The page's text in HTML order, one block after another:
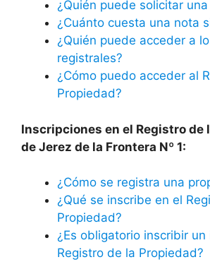
¿Quién puede solicitar
¿Cuánto cuesta una nota
¿Quién puede acceder a
registrales?
¿Cómo puedo acceder al
Propiedad?
Inscripciones en el Registro de
de Jerez de la Frontera Nº 1:
¿Cómo se registra una
¿Qué se inscribe en el
Propiedad?
¿Es obligatorio inscribir
Registro de la Propiedad?